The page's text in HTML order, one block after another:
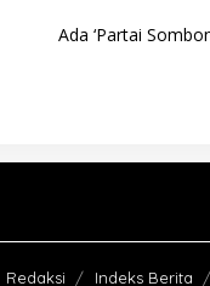
Ada ‘Partai
Redaksi Indeks Berita